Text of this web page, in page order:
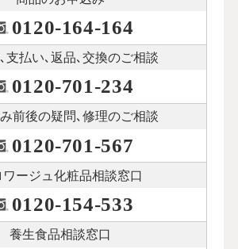
0120-164-164
支払い､ 返品､交換のご相談
0120-701-234
前後の疑問､修理のご相談
0120-701-567
ワージュ化粧品相談窓口
0120-154-533
養生食品相談窓口